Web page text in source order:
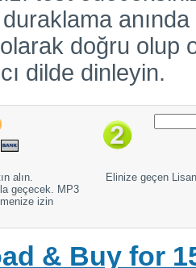
doğru olup
dilde dinleyin.
alın.
geçecek. MP3
izin
Elinize geçen
& Buy for